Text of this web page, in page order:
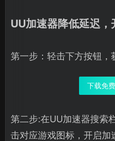
UU加速器降低延迟，
第一步：轻击下方按钮，
下载免
第二步:在UU加速器搜索
击对应游戏图标，开启加